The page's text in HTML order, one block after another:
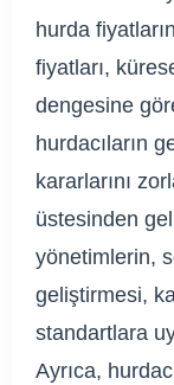
hurda
fiyatları,
dengesine
hurdacıların
kararlarını
üstesinden
yönetimlerin,
geliştirmesi,
standartlara
Ayrıca,